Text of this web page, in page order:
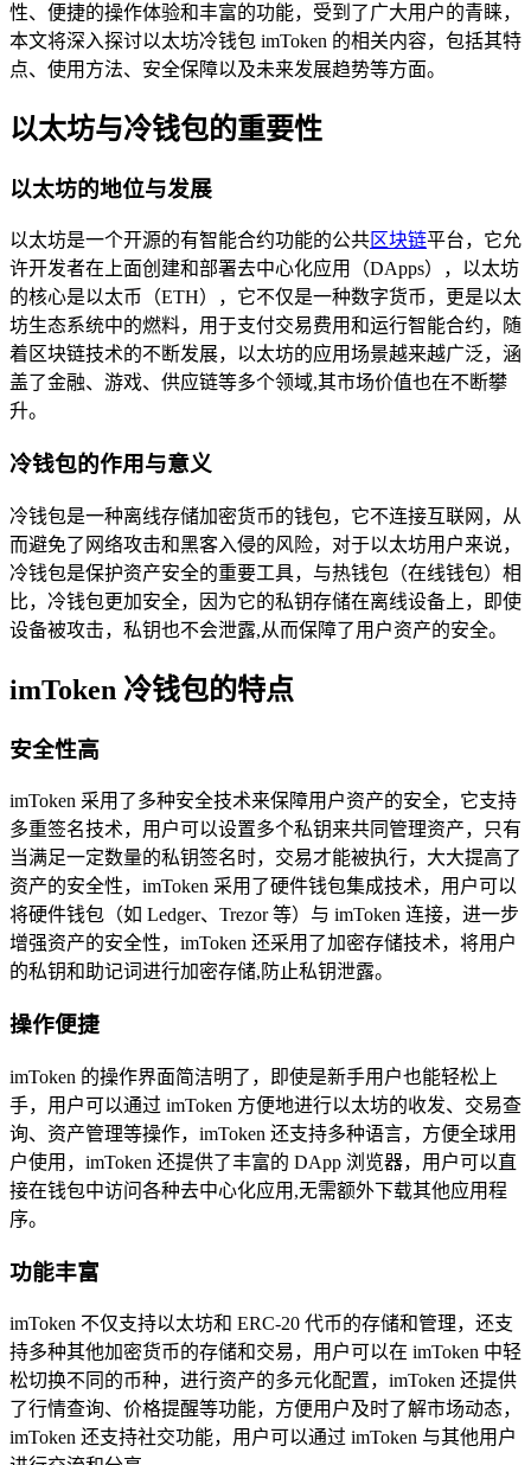
性、便捷的操作体验和丰富的功能，受到了广大用户的青睐，
本文将深入探讨以太坊冷钱包 imToken 的相关内容，包括其特
点、使用方法、安全保障以及未来发展趋势等方面。
以太坊与冷钱包的重要性
以太坊的地位与发展
以太坊是一个开源的有智能合约功能的公共区块链平台，它允
许开发者在上面创建和部署去中心化应用（DApps），以太坊
的核心是以太币（ETH），它不仅是一种数字货币，更是以太
坊生态系统中的燃料，用于支付交易费用和运行智能合约，随
着区块链技术的不断发展，以太坊的应用场景越来越广泛，涵
盖了金融、游戏、供应链等多个领域,其市场价值也在不断攀
升。
冷钱包的作用与意义
冷钱包是一种离线存储加密货币的钱包，它不连接互联网，从
而避免了网络攻击和黑客入侵的风险，对于以太坊用户来说，
冷钱包是保护资产安全的重要工具，与热钱包（在线钱包）相
比，冷钱包更加安全，因为它的私钥存储在离线设备上，即使
设备被攻击，私钥也不会泄露,从而保障了用户资产的安全。
imToken 冷钱包的特点
安全性高
imToken 采用了多种安全技术来保障用户资产的安全，它支持
多重签名技术，用户可以设置多个私钥来共同管理资产，只有
当满足一定数量的私钥签名时，交易才能被执行，大大提高了
资产的安全性，imToken 采用了硬件钱包集成技术，用户可以
将硬件钱包（如 Ledger、Trezor 等）与 imToken 连接，进一步
增强资产的安全性，imToken 还采用了加密存储技术，将用户
的私钥和助记词进行加密存储,防止私钥泄露。
操作便捷
imToken 的操作界面简洁明了，即使是新手用户也能轻松上
手，用户可以通过 imToken 方便地进行以太坊的收发、交易查
询、资产管理等操作，imToken 还支持多种语言，方便全球用
户使用，imToken 还提供了丰富的 DApp 浏览器，用户可以直
接在钱包中访问各种去中心化应用,无需额外下载其他应用程
序。
功能丰富
imToken 不仅支持以太坊和 ERC-20 代币的存储和管理，还支
持多种其他加密货币的存储和交易，用户可以在 imToken 中轻
松切换不同的币种，进行资产的多元化配置，imToken 还提供
了行情查询、价格提醒等功能，方便用户及时了解市场动态，
imToken 还支持社交功能，用户可以通过 imToken 与其他用户